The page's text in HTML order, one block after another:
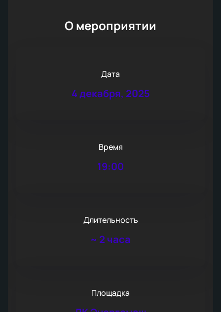
О мероприятии
Дата
4 декабря, 2025
Время
19:00
Длительность
~ 2 часа
Площадка